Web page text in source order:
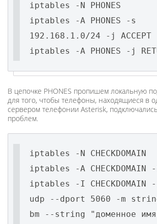
iptables -N PHONES
iptables -A PHONES -s
192.168.1.0/24 -j ACCEPT
iptables -A PHONES -j
В цепочке PHONES пропишем локальную
для того, чтобы телефоны, находящиеся в
сервером телефонии Asterisk,
проблем.
iptables -N CHECKDOMAIN
iptables -A CHECKDOMAIN -
iptables -I CHECKDOMAIN
udp --dport 5060 -m
bm --string "доменное